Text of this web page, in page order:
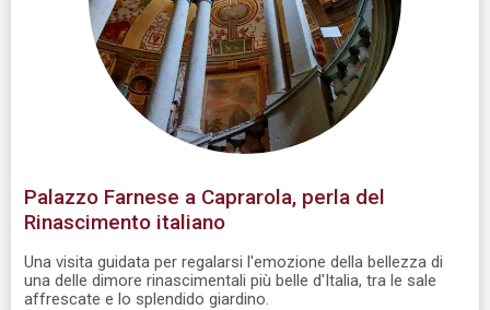
Palazzo Farnese a Caprarola, perla del
Rinascimento italiano
Una visita guidata per regalarsi l'emozione della bellezza di
una delle dimore rinascimentali più belle d'Italia, tra le sale
affrescate e lo splendido giardino.